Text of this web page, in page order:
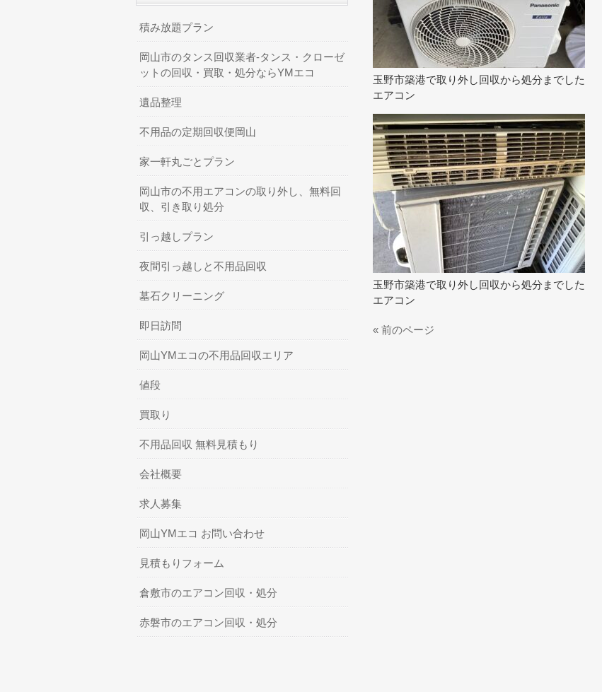
玉野市築港で取り外し回収から処分までした
エアコン
玉野市築港で取り外し回収から処分までした
エアコン
« 前のページ
積み放題プラン
岡山市のタンス回収業者-タンス・クローゼ
ットの回収・買取・処分ならYMエコ
遺品整理
不用品の定期回収便岡山
家一軒丸ごとプラン
岡山市の不用エアコンの取り外し、無料回
収、引き取り処分
引っ越しプラン
夜間引っ越しと不用品回収
墓石クリーニング
即日訪問
岡山YMエコの不用品回収エリア
値段
買取り
不用品回収 無料見積もり
会社概要
求人募集
岡山YMエコ お問い合わせ
見積もりフォーム
倉敷市のエアコン回収・処分
赤磐市のエアコン回収・処分